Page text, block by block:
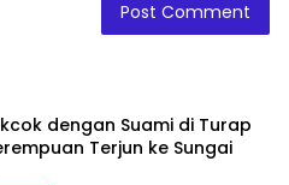
dengan Suami di Turap
Terjun ke Sungai